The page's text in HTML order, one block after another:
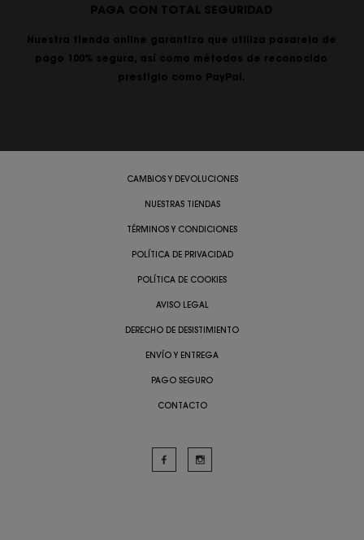
PAGA CON TOTAL SEGURIDAD
Nuestra tienda online garantiza que utiliza pasarela de
pago 100% segura, así como métodos de reconocido
prestigio como PayPal.
CAMBIOS Y DEVOLUCIONES
NUESTRAS TIENDAS
TÉRMINOS Y CONDICIONES
POLÍTICA DE PRIVACIDAD
POLÍTICA DE COOKIES
AVISO LEGAL
DERECHO DE DESISTIMIENTO
ENVÍO Y ENTREGA
PAGO SEGURO
CONTACTO